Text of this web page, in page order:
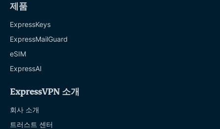
제품
ExpressKeys
ExpressMailGuard
eSIM
ExpressAI
ExpressVPN 소개
회사 소개
트러스트 센터